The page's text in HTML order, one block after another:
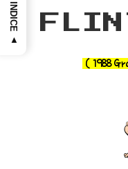
( 1988
INDICE ▲